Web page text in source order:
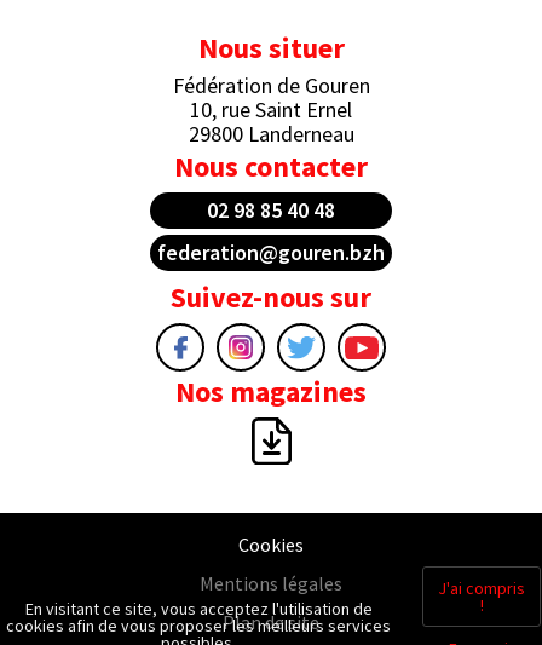
Nous situer
Fédération de Gouren
10, rue Saint Ernel
29800 Landerneau
Nous contacter
02 98 85 40 48
federation@gouren.bzh
Suivez-nous sur
Nos magazines
Cookies
Mentions légales
Plan de site
En visitant ce site, vous acceptez l'utilisation de
cookies afin de vous proposer les meilleurs services
J'ai compris
!